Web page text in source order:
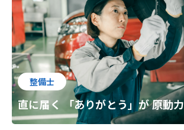
整備士
直に届く 「ありがとう」が 原動力